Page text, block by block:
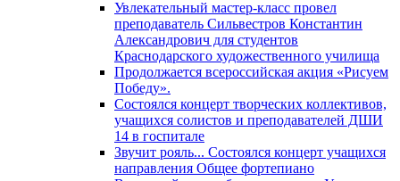
Увлекательный мастер-класс провел
преподаватель Сильвестров Константин
Александрович для студентов
Краснодарского художественного училища
Продолжается всероссийская акция «Рисуем
Победу».
Состоялся концерт творческих коллективов,
учащихся солистов и преподавателей ДШИ
14 в госпитале
Звучит рояль... Состоялся концерт учащихся
направления Общее фортепиано